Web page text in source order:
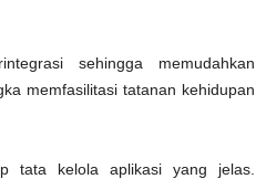
sehingga memudahkan
memfasilitasi tatanan kehidupan
tata kelola aplikasi yang jelas.